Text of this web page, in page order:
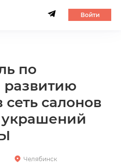
Войти
по
салонов
Челябинск